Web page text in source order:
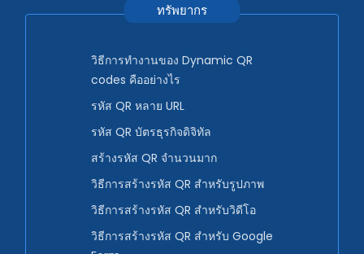
ทรัพยากร
วิธีการทำงานของ Dynamic QR
codes คืออย่างไร
รหัส QR หลาย URL
รหัส QR บัตรธุรกิจดิจิทัล
สร้างรหัส QR จำนวนมาก
วิธีการสร้างรหัส QR สำหรับรูปภาพ
วิธีการสร้างรหัส QR สำหรับวิดีโอ
วิธีการสร้างรหัส QR สำหรับ Google